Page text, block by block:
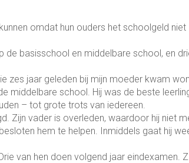
omdat hun ouders het schoolgeld niet
de basisschool en middelbare school, en
zes jaar geleden bij mijn moeder kwam
middelbare school. Hij was de beste
– tot grote trots van iedereen.
Zijn vader is overleden, waardoor hij niet
hem te helpen. Inmiddels gaat hij
van hen doen volgend jaar eindexamen.